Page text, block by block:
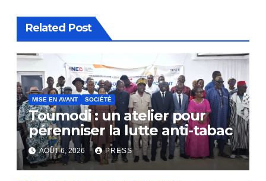
Related Post
MISE EN AVANT SOCIÉTÉ
Toumodi : un atelier pour
pérenniser la lutte anti-tabac
AOÛT 6, 2026 PRESS